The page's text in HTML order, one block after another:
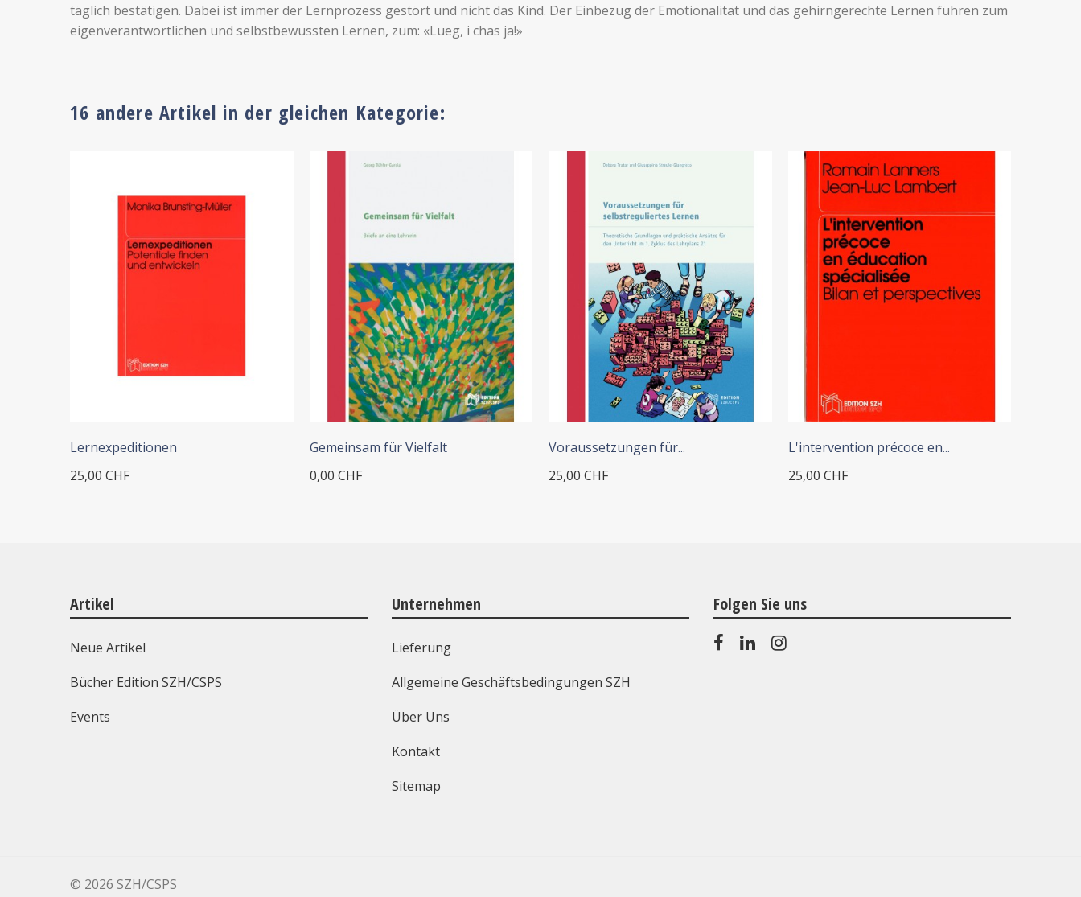
täglich bestätigen. Dabei ist immer der Lernprozess gestört und nicht das Kind. Der Einbezug der Emotionalität und das gehirngerechte Lernen führen zum
eigenverantwortlichen und selbstbewussten Lernen, zum: «Lueg, i chas ja!»
16 andere Artikel in der gleichen Kategorie:
Lernexpeditionen
25,00 CHF
Gemeinsam für Vielfalt
0,00 CHF
+ IN DEN WARENKORB
Voraussetzungen für...
25,00 CHF
+ IN DEN WARENKORB
L'intervention précoce en...
25,00 CHF
Artikel
Neue Artikel
Bücher Edition SZH/CSPS
Events
Unternehmen
Lieferung
Allgemeine Geschäftsbedingungen SZH
Über Uns
Kontakt
Sitemap
Folgen Sie uns
© 2026 SZH/CSPS